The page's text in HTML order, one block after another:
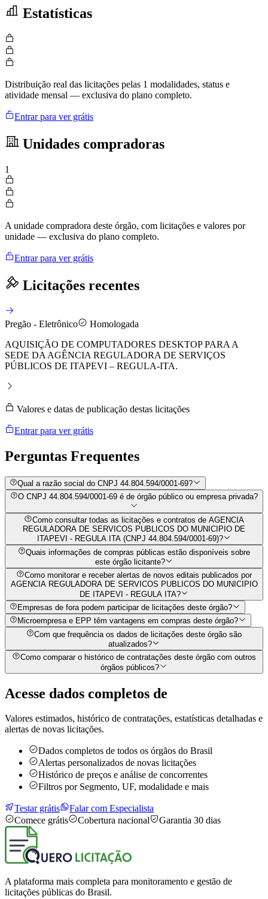
Estatísticas
Distribuição real das licitações pelas 1 modalidades, status e
atividade mensal — exclusiva do plano completo.
Entrar para ver grátis
Unidades compradoras
1
A unidade compradora deste órgão, com licitações e valores por
unidade — exclusiva do plano completo.
Entrar para ver grátis
Licitações recentes
Pregão - Eletrônico
Homologada
AQUISIÇÃO DE COMPUTADORES DESKTOP PARA A
SEDE DA AGÊNCIA REGULADORA DE SERVIÇOS
PÚBLICOS DE ITAPEVI – REGULA-ITA.
Valores e datas de publicação destas licitações
Entrar para ver grátis
Perguntas Frequentes
Qual a razão social do CNPJ 44.804.594/0001-69?
O CNPJ 44.804.594/0001-69 é de órgão público ou empresa privada?
Como consultar todas as licitações e contratos de AGENCIA
REGULADORA DE SERVICOS PUBLICOS DO MUNICIPIO DE
ITAPEVI - REGULA ITA (CNPJ 44.804.594/0001-69)?
Quais informações de compras públicas estão disponíveis sobre
este órgão licitante?
Como monitorar e receber alertas de novos editais publicados por
AGENCIA REGULADORA DE SERVICOS PUBLICOS DO MUNICIPIO
DE ITAPEVI - REGULA ITA?
Empresas de fora podem participar de licitações deste órgão?
Microempresa e EPP têm vantagens em compras deste órgão?
Com que frequência os dados de licitações deste órgão são
atualizados?
Como comparar o histórico de contratações deste órgão com outros
órgãos públicos?
Acesse dados completos de
Valores estimados, histórico de contratações, estatísticas detalhadas e
alertas de novas licitações.
Dados completos de todos os órgãos do Brasil
Alertas personalizados de novas licitações
Histórico de preços e análise de concorrentes
Filtros por Segmento, UF, modalidade e mais
Testar grátis
Falar com Especialista
Comece grátis
Cobertura nacional Garantia 30 dias
A plataforma mais completa para monitoramento e gestão de
licitações públicas do Brasil.